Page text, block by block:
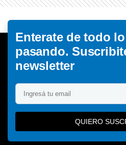
Enterate de todo
pasando.
newsletter
QUIERO